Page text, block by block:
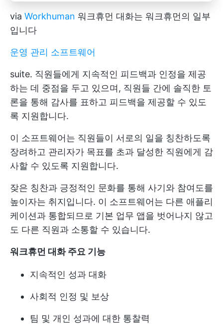
via Workhuman 워크휴먼 대화는 워크휴먼의 일부
입니다
운영 관리 소프트웨어
suite. 직원들에게 지속적인 피드백과 인정을 제공
하는 데 중점을 두고 있으며, 직원들 간에 솔직한 토
론을 통해 감사를 표하고 피드백을 제공할 수 있도
록 지원합니다.
이 소프트웨어는 직원들이 서로의 일을 칭찬하도록
장려하고 관리자가 목표를 초과 달성한 직원에게 감
사할 수 있도록 지원합니다.
잦은 칭찬과 긍정적인 문화를 통해 사기와 참여도를
높이자는 취지입니다. 이 소프트웨어는 다른 애플리
케이션과 통합되므로 기본 업무 앱을 벗어나지 않고
도 다른 직원과 소통할 수 있습니다.
워크휴먼 대화 주요 기능
지속적인 성과 대화
사회적 인정 및 보상
팀 및 개인 성과에 대한 통찰력